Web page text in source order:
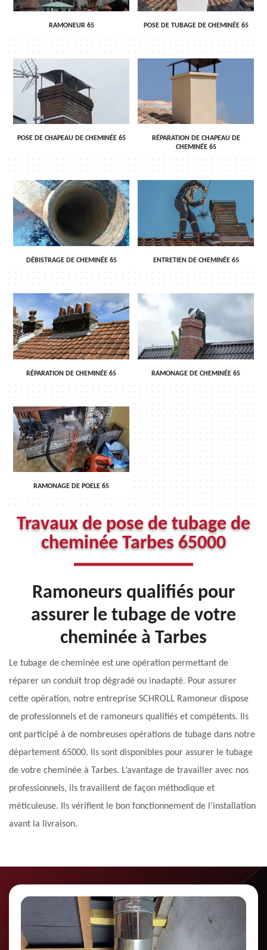
RAMONEUR 65 POSE DE TUBAGE DE CHEMINÉE 65
POSE DE CHAPEAU DE CHEMINÉE 65
RÉPARATION DE CHAPEAU DE
CHEMINÉE 65
DÉBISTRAGE DE CHEMINÉE 65 ENTRETIEN DE CHEMINÉE 65
RÉPARATION DE CHEMINÉE 65 RAMONAGE DE CHEMINÉE 65
RAMONAGE DE POELE 65
Travaux de pose de tubage de
cheminée Tarbes 65000
Ramoneurs qualifiés pour
assurer le tubage de votre
cheminée à Tarbes
Le tubage de cheminée est une opération permettant de
réparer un conduit trop dégradé ou inadapté. Pour assurer
cette opération, notre entreprise SCHROLL Ramoneur dispose
de professionnels et de ramoneurs qualifiés et compétents. Ils
ont participé à de nombreuses opérations de tubage dans notre
département 65000. Ils sont disponibles pour assurer le tubage
de votre cheminée à Tarbes. L’avantage de travailler avec nos
professionnels, ils travaillent de façon méthodique et
méticuleuse. Ils vérifient le bon fonctionnement de l’installation
avant la livraison.